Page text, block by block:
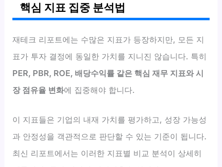
핵심 지표 집중 분석법
재테크 리포트에는 수많은 지표가 등장하지만, 모든 지
표가 투자 결정에 동일한 가치를 지니진 않습니다. 특히
PER, PBR, ROE, 배당수익률 같은 핵심 재무 지표와 시
장 점유율 변화에 집중해야 합니다.
이 지표들은 기업의 내재 가치를 평가하고, 성장 가능성
과 안정성을 객관적으로 판단할 수 있는 기준이 됩니다.
최신 리포트에서는 이러한 지표별 비교 분석이 상세히